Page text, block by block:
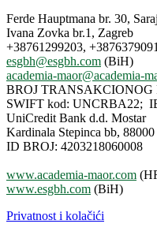
Ferde Hauptmana br. 30,
Ivana Zovka br.1, Zagreb
+38761299203,
esgbh@esgbh.com (BiH)
academia-maor@academia-
BROJ TRANSAKCIONOG
SWIFT kod: UNCRBA22;
UniCredit Bank d.d. Mostar
Kardinala Stepinca bb,
ID BROJ: 4203218060008
www.academia-maor.com
www.esgbh.com (BiH)
Privatnost i kolačići